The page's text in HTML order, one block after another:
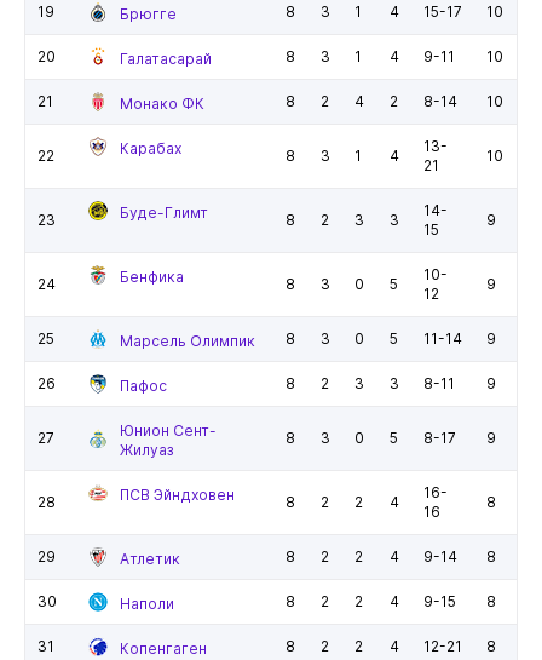
19 Брюгге 8 3 1 4 15-17 10
20 Галатасарай 8 3 1 4 9-11 10
21 Монако ФК 8 2 4 2 8-14 10
22 Карабах 8 3 1 4
13-
21
10
23 Буде-Глимт 8 2 3 3
14-
15
9
24 Бенфика 8 3 0 5
10-
12
9
25 Марсель Олимпик 8 3 0 5 11-14 9
26 Пафос 8 2 3 3 8-11 9
27
Юнион Сент-
Жилуаз
8 3 0 5 8-17 9
28 ПСВ Эйндховен 8 2 2 4
16-
16
8
29 Атлетик 8 2 2 4 9-14 8
30 Наполи 8 2 2 4 9-15 8
31 Копенгаген 8 2 2 4 12-21 8